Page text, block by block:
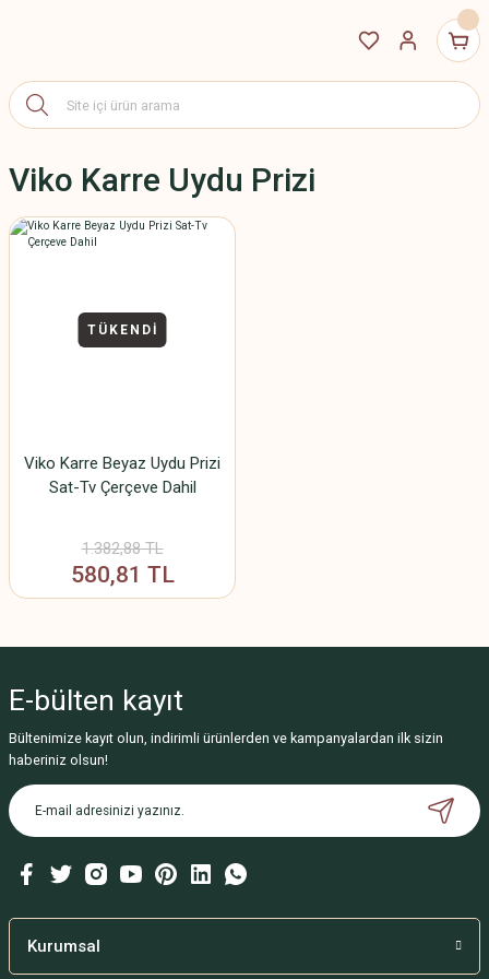
Viko Karre Uydu Prizi
TÜKENDİ
Viko Karre Beyaz Uydu Prizi
Sat-Tv Çerçeve Dahil
1.382,88 TL
580,81 TL
E-bülten kayıt
Bültenimize kayıt olun, indirimli ürünlerden ve kampanyalardan ilk sizin
haberiniz olsun!
Kurumsal